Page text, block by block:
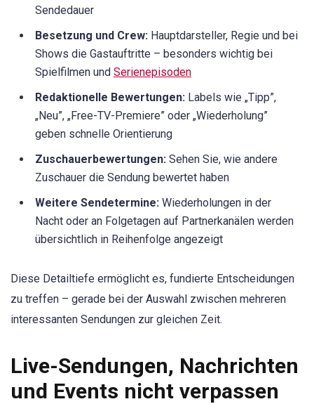
Sendedauer
Besetzung und Crew: Hauptdarsteller, Regie und bei
Shows die Gastauftritte – besonders wichtig bei
Spielfilmen und Serienepisoden
Redaktionelle Bewertungen: Labels wie „Tipp”,
„Neu”, „Free-TV-Premiere” oder „Wiederholung”
geben schnelle Orientierung
Zuschauerbewertungen: Sehen Sie, wie andere
Zuschauer die Sendung bewertet haben
Weitere Sendetermine: Wiederholungen in der
Nacht oder an Folgetagen auf Partnerkanälen werden
übersichtlich in Reihenfolge angezeigt
Diese Detailtiefe ermöglicht es, fundierte Entscheidungen
zu treffen – gerade bei der Auswahl zwischen mehreren
interessanten Sendungen zur gleichen Zeit.
Live-Sendungen, Nachrichten
und Events nicht verpassen